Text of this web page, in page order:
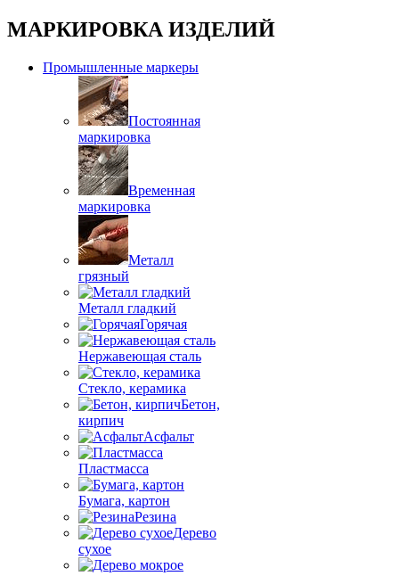
МАРКИРОВКА ИЗДЕЛИЙ
Промышленные маркеры
Постоянная
маркировка
Временная
маркировка
Металл
грязный
Металл гладкий
Горячая
Нержавеющая сталь
Стекло, керамика
Бетон,
кирпич
Асфальт
Пластмасса
Бумага, картон
Резина
Дерево
сухое